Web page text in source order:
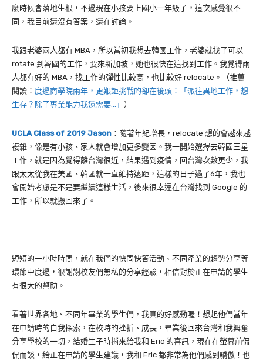
麼時候會落地生根，不過現在小孩要上國小一年級了，這次感覺很不
同，我目前還沒有答案，還在討論。
我跟老婆兩人都有 MBA ，所以當初我想去韓國工作，老婆就找了可以
rotate 到韓國的工作，要來新加坡，她也很快在這找到工作。我覺得兩
人都有好的 MBA ，找工作的彈性比較高，也比較好 relocate 。（推薦
閱讀： 度過商學院兩年，更艱鉅挑戰的卻在後頭：「派往異地工作，想
生存？除了專業能力我還需要…」 ）
UCLA Class of 2019 Jason ：隨著年紀增長， relocate 想的會越來越
複雜，像是有小孩、家人就會增加更多變因。我一開始選擇去韓國三星
工作，就是因為覺得離台灣很近，結果遇到疫情，回台灣次數更少，我
跟太太從我在美國、韓國就一直維持遠距，這樣的日子過了6年，我也
會開始考慮是不是要繼續這樣生活，後來很幸運在台灣找到 Google 的
工作，所以就搬回來了。
短短的一小時時間，就在我們的快問快答活動、不同產業的趨勢分享等
環節中度過，很謝謝校友們無私的分享經驗，相信對於正在申請的學生
有很大的幫助。
看著世界各地、不同年畢業的學生們，我真的好感動喔！想起他們當年
在申請時的自我探索，在校時的挫折、成長，畢業後回來台灣和我興奮
分享學校的一切，結婚生子時捎來給我和 Eric 的喜訊，現在在螢幕前侃
侃而談，給正在申請的學生建議，我和 Eric 都非常為他們感到驕傲！也